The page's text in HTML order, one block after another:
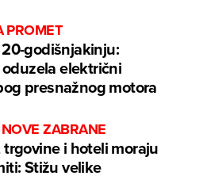
PROMET
godišnjakinju:
električni
presnažnog motora
ZABRANE
trgovine i hoteli moraju
Stižu velike